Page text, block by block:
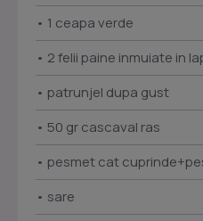
• 1 ceapa verde
• 2 felii paine inmuiate in
• patrunjel dupa gust
• 50 gr cascaval ras
• pesmet cat
• sare